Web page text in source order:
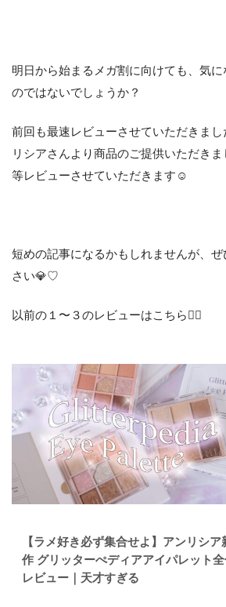
明日から始まるメガ割に向けても、気
のではないでしょうか？
前回も最速レビューさせていただきま
リシアさんより商品のご提供いただき
等レビューさせていただきます☺️
短めの記事になるかもしれませんが、
さい💎♡
以前の１〜３のレビューはこちら💁‍♀️
【ラメ好き必ず集合せよ】アンリシア
作 グリッターぺディアアイパレット
レビュー｜天才すぎる